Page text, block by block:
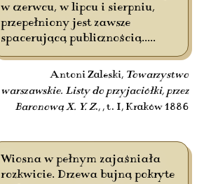
w czerwcu, w lipcu i sierpniu,
przepełniony jest zawsze
spacerującą publicznością.....
Antoni Zaleski, Towarzystwo
warszawskie. Listy do przyjaciółki, przez
Baronową X. Y. Z., , t. I, Kraków 1886
Wiosna w pełnym zajaśniała
rozkwicie. Drzewa bujną pokryte